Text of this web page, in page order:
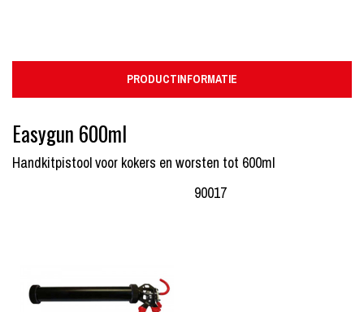
PRODUCTINFORMATIE
Easygun 600ml
Handkitpistool voor kokers en worsten tot 600ml
90017